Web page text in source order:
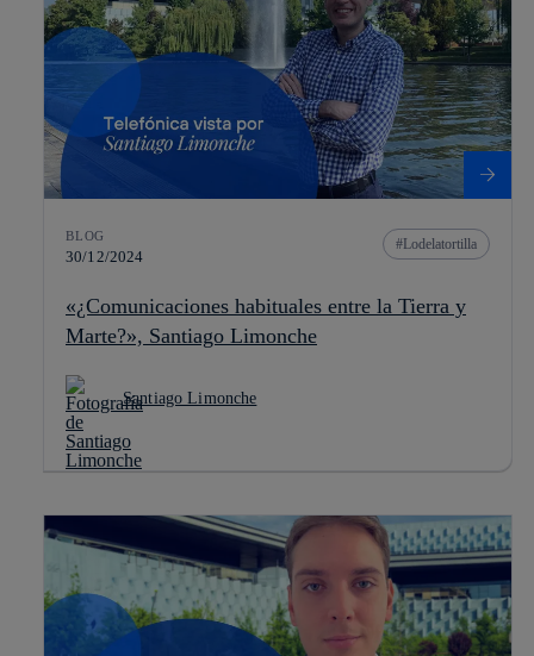
BLOG
30/12/2024
Lodelatortilla
«¿Comunicaciones habituales entre la Tierra y
Marte?», Santiago Limonche
Santiago Limonche